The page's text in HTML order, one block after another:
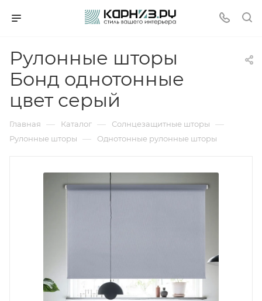
Рулонные шторы
Бонд однотонные
цвет серый
Главная — Каталог — Солнцезащитные шторы —
Рулонные шторы — Однотонные рулонные шторы